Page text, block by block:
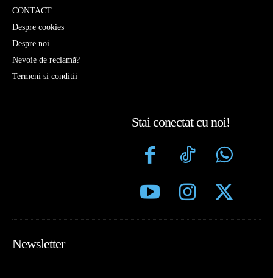
CONTACT
Despre cookies
Despre noi
Nevoie de reclamă?
Termeni si conditii
Stai conectat cu noi!
Newsletter